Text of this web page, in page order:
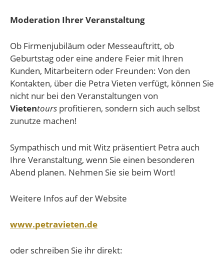
Moderation Ihrer Veranstaltung
Ob Firmenjubiläum oder Messeauftritt, ob
Geburtstag oder eine andere Feier mit Ihren
Kunden, Mitarbeitern oder Freunden: Von den
Kontakten, über die Petra Vieten verfügt, können Sie
nicht nur bei den Veranstaltungen von
Vietentours profitieren, sondern sich auch selbst
zunutze machen!
Sympathisch und mit Witz präsentiert Petra auch
Ihre Veranstaltung, wenn Sie einen besonderen
Abend planen. Nehmen Sie sie beim Wort!
Weitere Infos auf der Website
www.petravieten.de
oder schreiben Sie ihr direkt: